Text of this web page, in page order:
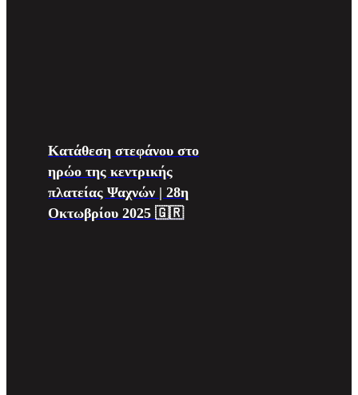
Κατάθεση στεφάνου στο
ηρώο της κεντρικής
πλατείας Ψαχνών | 28η
Οκτωβρίου 2025 🇬🇷